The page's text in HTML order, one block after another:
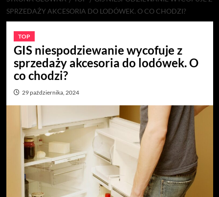
SPRZEDAŻY AKCESORIA DO LODÓWEK. O CO CHODZI?
TOP
GIS niespodziewanie wycofuje z
sprzedaży akcesoria do lodówek. O
co chodzi?
29 października, 2024